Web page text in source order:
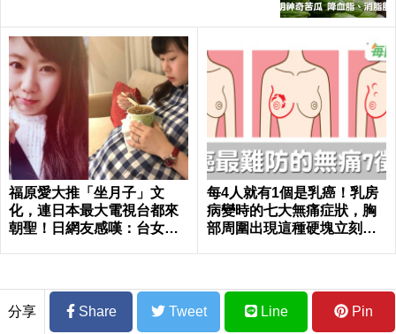
福原愛大推「坐月子」文
化，連日本最大電視台都來
朝聖！日網友感嘆：台女很
每4人就有1個是乳癌！乳房
病變時的七大無痛症狀，胸
部周圍出現這種硬塊立刻就
分享 Share Tweet Line Pin